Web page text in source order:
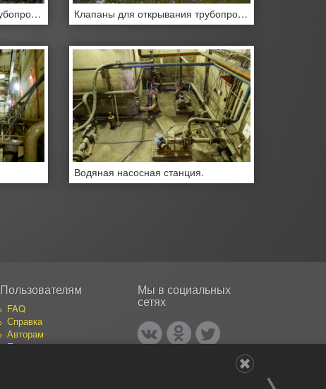
Клапаны для открывания трубопроводов водонасосной станции. Клапаны для открывания трубопроводов водонасосной станции.
Водяная насосная станция.
Пользователям
FAQ
Справка
Авторам
Покупателям
Мы в социальных
сетях